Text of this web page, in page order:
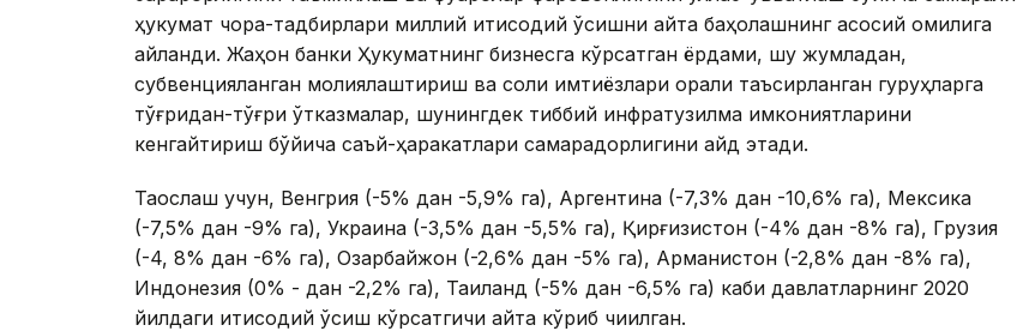
ҳукумат чора-тадбирлари миллий иқтисодий ўсишни қайта баҳолашнинг асосий омилига
айланди. Жаҳон банки Ҳукуматнинг бизнесга кўрсатган ёрдами, шу жумладан,
субвенцияланган молиялаштириш ва солиқ имтиёзлари орқали таъсирланган гуруҳларга
тўғридан-тўғри ўтказмалар, шунингдек тиббий инфратузилма имкониятларини
кенгайтириш бўйича саъй-ҳаракатлари самарадорлигини қайд этади.
Таққослаш учун, Венгрия (-5% дан -5,9% га), Аргентина (-7,3% дан -10,6% га), Мексика
(-7,5% дан -9% га), Украина (-3,5% дан -5,5% га), Қирғизистон (-4% дан -8% га), Грузия
(-4, 8% дан -6% га), Озарбайжон (-2,6% дан -5% га), Арманистон (-2,8% дан -8% га),
Индонезия (0% - дан -2,2% га), Таиланд (-5% дан -6,5% га) каби давлатларнинг 2020
йилдаги иқтисодий ўсиш кўрсатгичи қайта кўриб чиқилган.